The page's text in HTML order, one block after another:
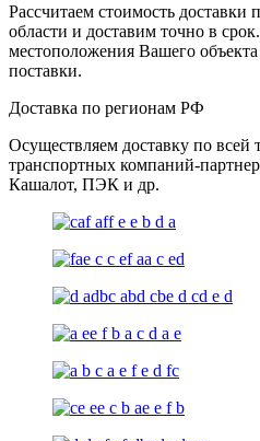
Рассчитаем стоимость
области и доставим точно в
местоположения Вашего
поставки.
Доставка по регионам РФ
Осуществляем доставку по
транспортных компаний-
Кашалот, ПЭК и др.